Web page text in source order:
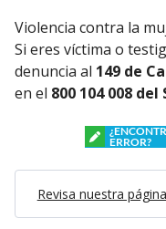
Violencia contra la
Si eres víctima o
denuncia al 149 de
en el 800 104 008
ERROR?
Revisa nuestra